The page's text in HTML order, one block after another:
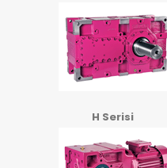
H Serisi